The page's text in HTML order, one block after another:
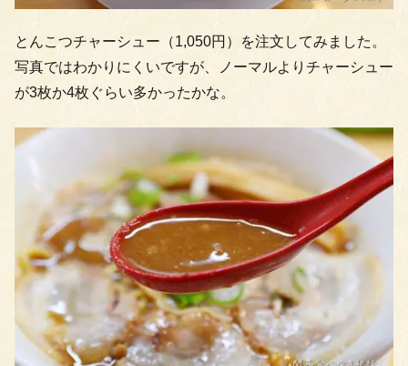
とんこつチャーシュー（1,050円）を注文してみました。
写真ではわかりにくいですが、ノーマルよりチャーシュー
が3枚か4枚ぐらい多かったかな。